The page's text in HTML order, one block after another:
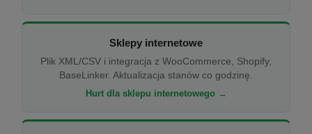
Sklepy internetowe
Plik XML/CSV i integracja z WooCommerce, Shopify,
BaseLinker. Aktualizacja stanów co godzinę.
Hurt dla sklepu internetowego →